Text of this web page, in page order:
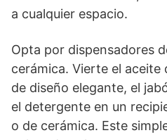
a cualquier espacio.
Opta por dispensadores
cerámica. Vierte el aceite
de diseño elegante, el
el detergente en un
o de cerámica. Este